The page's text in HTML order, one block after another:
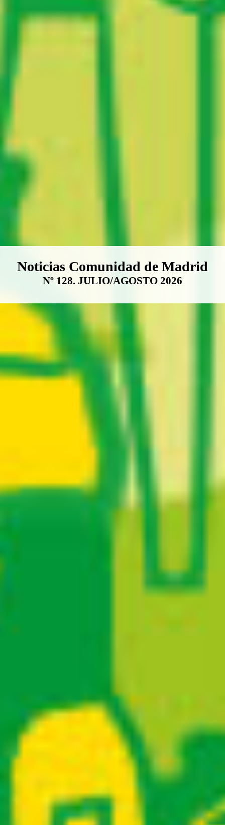
Boletín Noticias Comunidad de
Noticias Comunidad de Madrid
Nº 128. JULIO/AGOSTO 2026